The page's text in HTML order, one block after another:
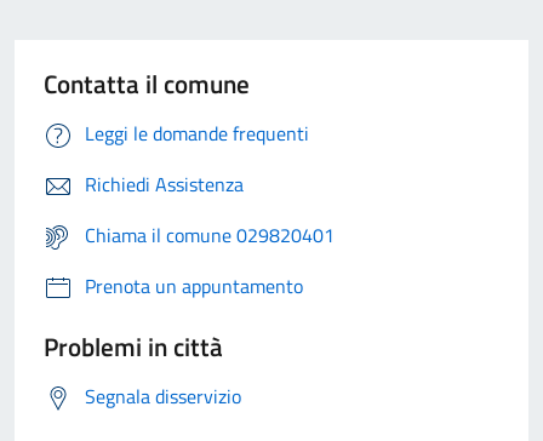
Contatta il comune
Leggi le domande frequenti
Richiedi Assistenza
Chiama il comune 029820401
Prenota un appuntamento
Problemi in città
Segnala disservizio